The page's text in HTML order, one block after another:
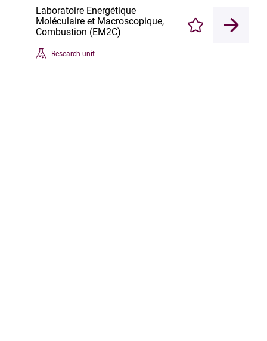
Laboratoire Energétique
Moléculaire et Macroscopique,
Combustion (EM2C)
Research unit
Enregistrer